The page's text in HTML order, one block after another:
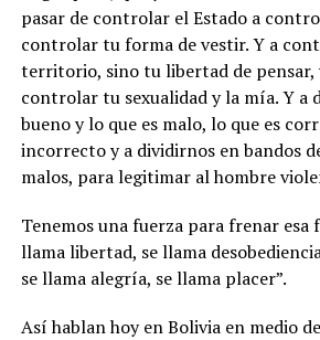
pasar de controlar el Estado a
controlar tu forma de vestir. Y a
territorio, sino tu libertad de pensar,
controlar tu sexualidad y la mía. Y a
bueno y lo que es malo, lo que es
incorrecto y a dividirnos en bandos
malos, para legitimar al hombre
Tenemos una fuerza para frenar esa
llama libertad, se llama
se llama alegría, se llama placer”.
Así hablan hoy en Bolivia en medio